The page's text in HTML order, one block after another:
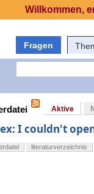
Fragen
Aktive
I couldn't
literaturverzeichnis
Willkommen,